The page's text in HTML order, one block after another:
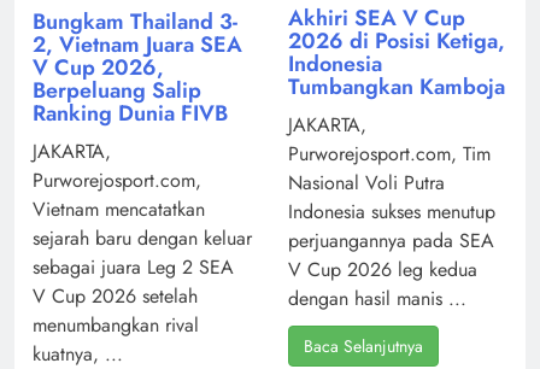
Bungkam Thailand 3-
2, Vietnam Juara SEA
V Cup 2026,
Berpeluang Salip
Ranking Dunia FIVB
JAKARTA,
Purworejosport.com,
Vietnam mencatatkan
sejarah baru dengan keluar
sebagai juara Leg 2 SEA
V Cup 2026 setelah
menumbangkan rival
kuatnya, ...
Akhiri SEA V Cup
2026 di Posisi Ketiga,
Indonesia
Tumbangkan Kamboja
JAKARTA,
Purworejosport.com, Tim
Nasional Voli Putra
Indonesia sukses menutup
perjuangannya pada SEA
V Cup 2026 leg kedua
dengan hasil manis ...
Baca Selanjutnya